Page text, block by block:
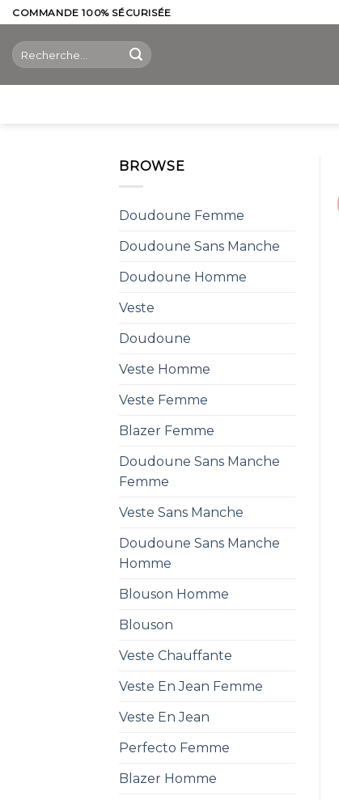
Skip
to
content
COMMANDE 100% SÉCURISÉE
Recherche
pour :
BROWSE
Doudoune Femme
Doudoune Sans Manche
Doudoune Homme
Veste
Doudoune
Veste Homme
Veste Femme
Blazer Femme
Doudoune Sans Manche
Femme
Veste Sans Manche
Doudoune Sans Manche
Homme
Blouson Homme
Blouson
Veste Chauffante
Veste En Jean Femme
Veste En Jean
Perfecto Femme
Blazer Homme